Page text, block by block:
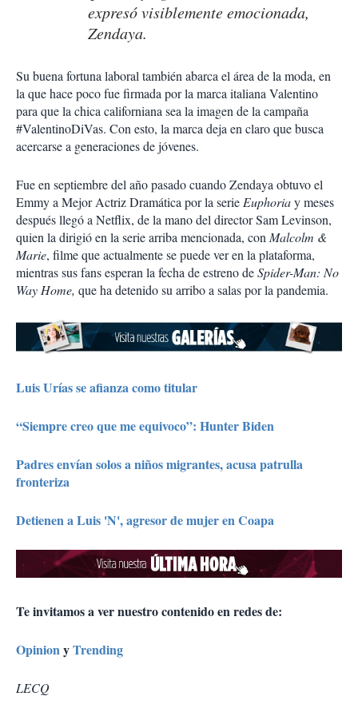
expresó visiblemente emocionada,
Zendaya.
Su buena fortuna laboral también abarca el área de la moda, en
la que hace poco fue firmada por la marca italiana Valentino
para que la chica californiana sea la imagen de la campaña
#ValentinoDiVas. Con esto, la marca deja en claro que busca
acercarse a generaciones de jóvenes.
Fue en septiembre del año pasado cuando Zendaya obtuvo el
Emmy a Mejor Actriz Dramática por la serieEuphoriay meses
después llegó a Netflix, de la mano del director Sam Levinson,
quien la dirigió en la serie arriba mencionada, conMalcolm &
Marie, filme que actualmente se puede ver en la plataforma,
mientras sus fans esperan la fecha de estreno deSpider-Man: No
Way Home, que ha detenido su arribo a salas por la pandemia.
Luis Urías se afianza como titular
“Siempre creo que me equivoco”: Hunter Biden
Padres envían solos a niños migrantes, acusa patrulla
fronteriza
Detienen a Luis 'N', agresor de mujer en Coapa
Te invitamos a ver nuestro contenido en redes de:
OpinionyTrending
LECQ